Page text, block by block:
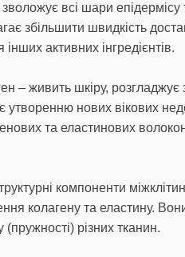
всі шари епідермісу
збільшити швидкість
активних інгредієнтів.
– живить шкіру,
нових вікових
та еластинових
компоненти
колагену та еластину.
різних тканин.